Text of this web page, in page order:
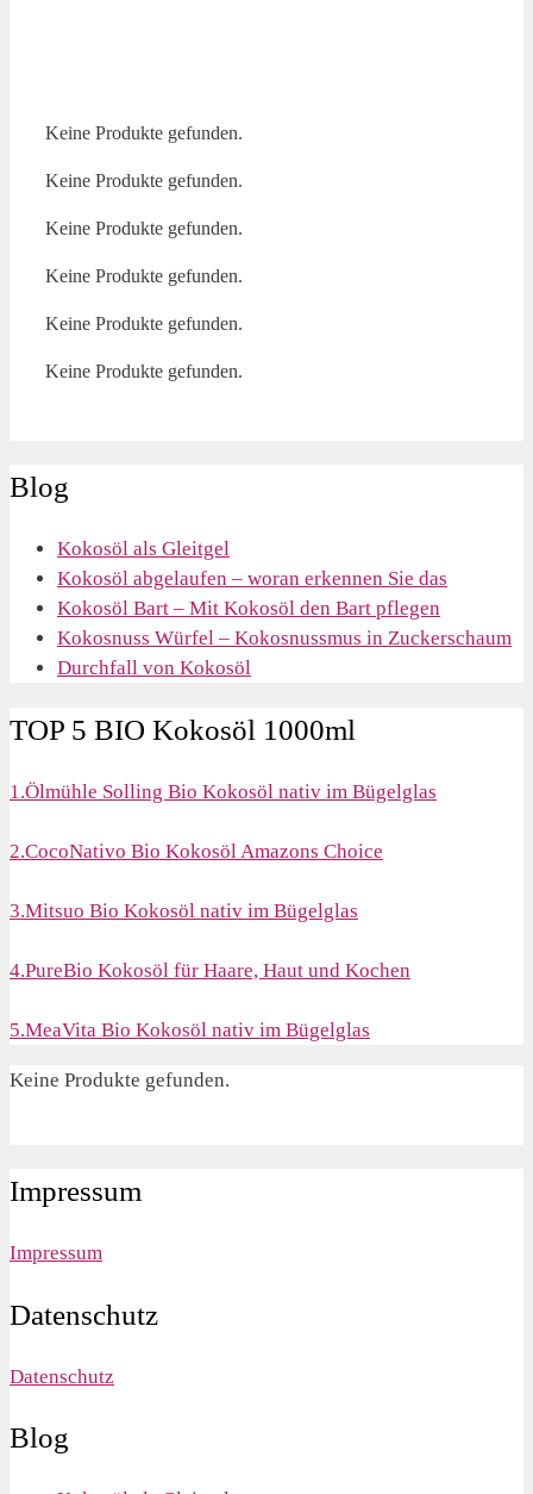
Keine Produkte gefunden.
Keine Produkte gefunden.
Keine Produkte gefunden.
Keine Produkte gefunden.
Keine Produkte gefunden.
Keine Produkte gefunden.
Blog
Kokosöl als Gleitgel
Kokosöl abgelaufen – woran erkennen Sie das
Kokosöl Bart – Mit Kokosöl den Bart pflegen
Kokosnuss Würfel – Kokosnussmus in Zuckerschaum
Durchfall von Kokosöl
TOP 5 BIO Kokosöl 1000ml
1.Ölmühle Solling Bio Kokosöl nativ im Bügelglas
2.CocoNativo Bio Kokosöl Amazons Choice
3.Mitsuo Bio Kokosöl nativ im Bügelglas
4.PureBio Kokosöl für Haare, Haut und Kochen
5.MeaVita Bio Kokosöl nativ im Bügelglas
Keine Produkte gefunden.
Impressum
Impressum
Datenschutz
Datenschutz
Blog